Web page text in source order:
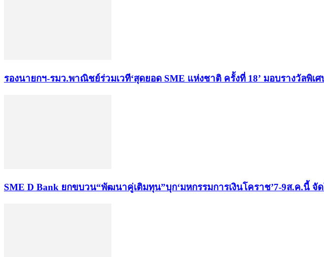
รองนายกฯ-รมว.พาณิชย์ร่วมเวที‘สุดยอด SME แห่งชาติ ครั้งที่ 18’ มอบรางวัลพิ
SME D Bank ยกขบวน“พัฒนาคู่เติมทุน”บุก‘มหกรรมการเงินโคราช’7-9ส.ค.นี้